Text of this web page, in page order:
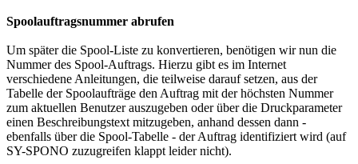
Spoolauftragsnummer abrufen
Um später die Spool-Liste zu konvertieren, benötigen wir nun die
Nummer des Spool-Auftrags. Hierzu gibt es im Internet
verschiedene Anleitungen, die teilweise darauf setzen, aus der
Tabelle der Spoolaufträge den Auftrag mit der höchsten Nummer
zum aktuellen Benutzer auszugeben oder über die Druckparameter
einen Beschreibungstext mitzugeben, anhand dessen dann -
ebenfalls über die Spool-Tabelle - der Auftrag identifiziert wird (auf
SY-SPONO zuzugreifen klappt leider nicht).